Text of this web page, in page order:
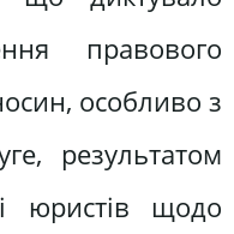
правового
особливо з
результатом
юристів щодо